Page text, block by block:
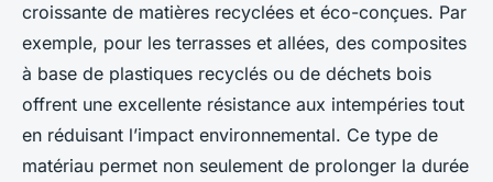
croissante de matières recyclées et éco-conçues. Par
exemple, pour les terrasses et allées, des composites
à base de plastiques recyclés ou de déchets bois
offrent une excellente résistance aux intempéries tout
en réduisant l’impact environnemental. Ce type de
matériau permet non seulement de prolonger la durée